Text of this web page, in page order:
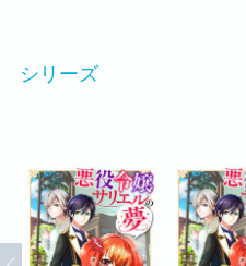
シリーズ